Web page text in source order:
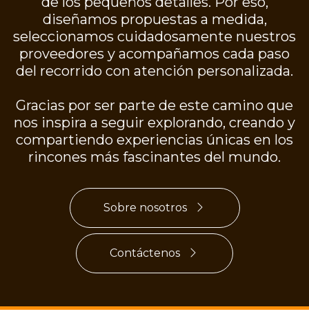
diseñamos propuestas a medida,
seleccionamos cuidadosamente nuestros
proveedores y acompañamos cada paso
del recorrido con atención personalizada.
Gracias por ser parte de este camino que
nos inspira a seguir explorando, creando y
compartiendo experiencias únicas en los
rincones más fascinantes del mundo.
Sobre nosotros
Contáctenos